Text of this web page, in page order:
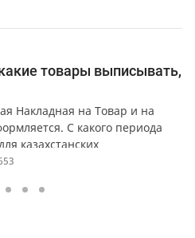
товары выписывать,
Накладная на Товар и на
С какого периода
казахстанских
Какая ответственность